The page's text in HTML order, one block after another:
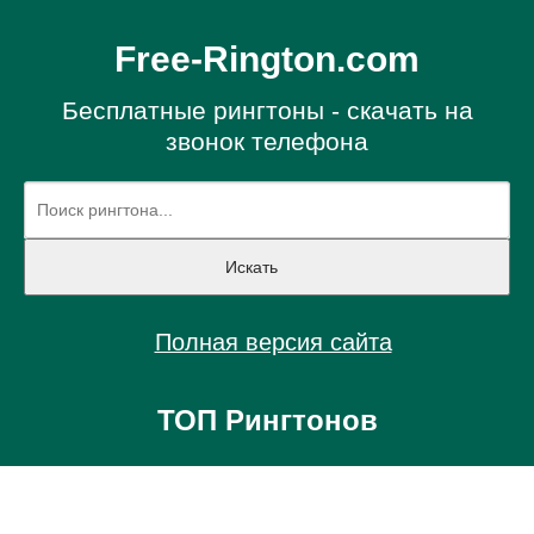
Free-Rington.com
Бесплатные рингтоны - скачать на
звонок телефона
Полная версия сайта
ТОП Рингтонов